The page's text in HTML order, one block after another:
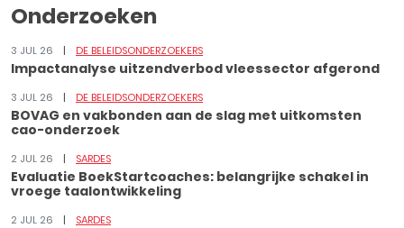
Onderzoeken
3 JUL 26 DE BELEIDSONDERZOEKERS
Impactanalyse uitzendverbod vleessector afgerond
3 JUL 26 DE BELEIDSONDERZOEKERS
BOVAG en vakbonden aan de slag met uitkomsten
cao-onderzoek
2 JUL 26 SARDES
Evaluatie BoekStartcoaches: belangrijke schakel in
vroege taalontwikkeling
2 JUL 26 SARDES